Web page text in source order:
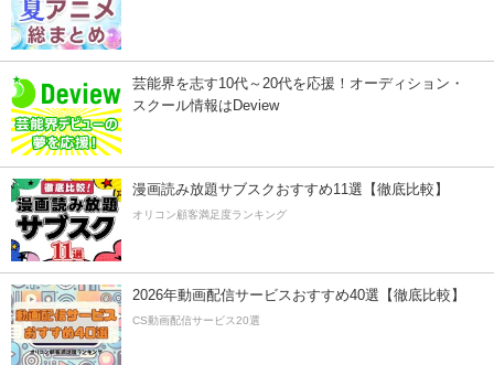
芸能界を志す10代～20代を応援！オーディション・
スクール情報はDeview
漫画読み放題サブスクおすすめ11選【徹底比較】
オリコン顧客満足度ランキング
2026年動画配信サービスおすすめ40選【徹底比較】
CS動画配信サービス20選